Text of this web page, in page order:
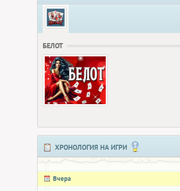
БЕЛОТ
ХРОНОЛОГИЯ НА ИГРИ
Вчера